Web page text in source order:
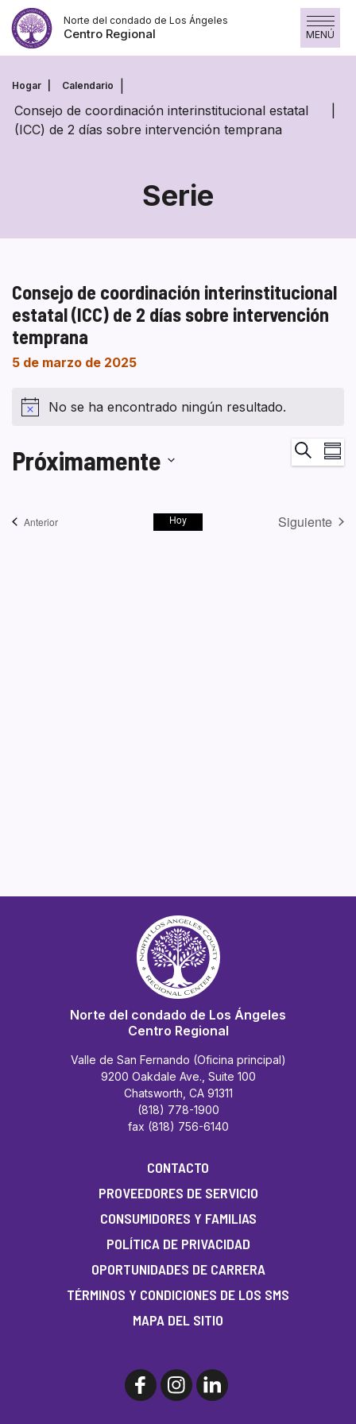
Saltar
contenido
Norte del condado de Los Ángeles
Centro Regional MENÚ
Hogar Calendario
Consejo de coordinación interinstitucional estatal
(ICC) de 2 días sobre intervención temprana
Serie
Consejo de coordinación interinstitucional
estatal (ICC) de 2 días sobre intervención
temprana
5 de marzo de 2025
No se ha encontrado ningún resultado.
Buscar
de
de
Próximamente
AnteriorEventos Hoy
Siguiente
Norte del condado de Los Ángeles
Centro Regional
Valle de San Fernando (Oficina principal)
9200 Oakdale Ave., Suite 100
Chatsworth, CA 91311
(818) 778-1900
fax (818) 756-6140
CONTACTO
PROVEEDORES DE SERVICIO
CONSUMIDORES Y FAMILIAS
POLÍTICA DE PRIVACIDAD
OPORTUNIDADES DE CARRERA
TÉRMINOS Y CONDICIONES DE LOS SMS
MAPA DEL SITIO